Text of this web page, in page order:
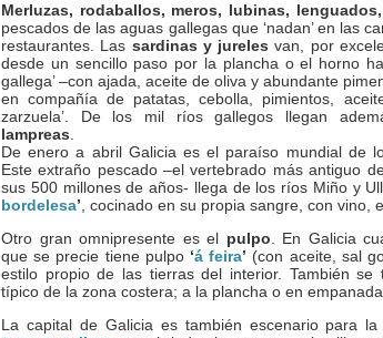
Merluzas, rodaballos, meros, lubinas,
pescados de las aguas gallegas que ‘nadan’ en las
restaurantes. Las sardinas y jureles van, por
desde un sencillo paso por la plancha o el horno
gallega’ –con ajada, aceite de oliva y abundante
en compañía de patatas, cebolla, pimientos,
zarzuela’. De los mil ríos gallegos llegan
lampreas
De enero a abril Galicia es el paraíso mundial de
Este extraño pescado –el vertebrado más antiguo
sus 500 millones de años- llega de los ríos Miño y
bordelesa’ , cocinado en su propia sangre, con vino,
Otro gran omnipresente es el pulpo . En Galicia
que se precie tiene pulpo ‘á feira’ (con aceite, sal
estilo propio de las tierras del interior. También se
típico de la zona costera; a la plancha o en empanada.
La capital de Galicia es también escenario para